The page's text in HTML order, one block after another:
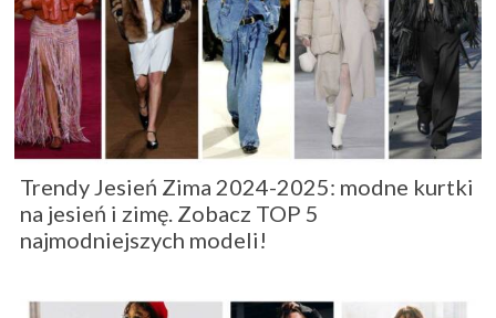
Trendy Jesień Zima 2024-2025: modne kurtki
na jesień i zimę. Zobacz TOP 5
najmodniejszych modeli!